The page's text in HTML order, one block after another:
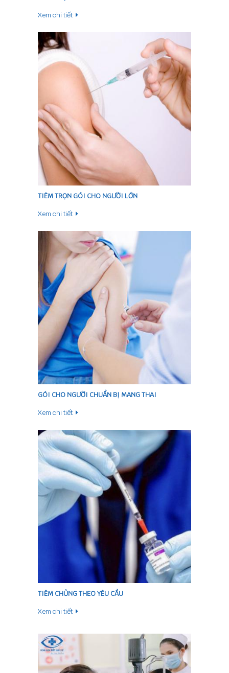
Xem chi tiết
TIÊM TRỌN GÓI CHO NGƯỜI LỚN
Xem chi tiết
GÓI CHO NGƯỜI CHUẨN BỊ MANG THAI
Xem chi tiết
TIÊM CHỦNG THEO YÊU CẦU
Xem chi tiết